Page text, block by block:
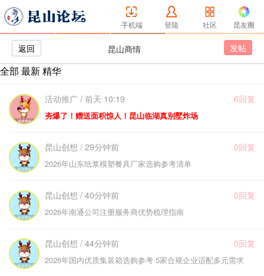
手机端 登陆 社区 昆友圈
返回 昆山商情 发帖
全部 最新精华
活动推广 / 前天 10:19 6回复
夯爆了！赠送面积惊人！昆山临湖真别墅炸场
昆山创想 / 29分钟前 0回复
2026年山东纸浆模塑餐具厂家选购参考清单
昆山创想 / 40分钟前 0回复
2026年南通公司注册服务商优势梳理指南
昆山创想 / 44分钟前 0回复
2026年国内优质集装箱选购参考 5家合规企业适配多元需求